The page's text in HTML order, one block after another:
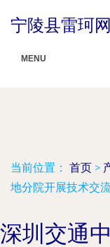
宁陵县雷珂
MENU
当前位置： 首页 >
地分院开展技术交
深圳交通